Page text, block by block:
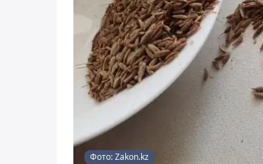
Фото: Zakon.kz